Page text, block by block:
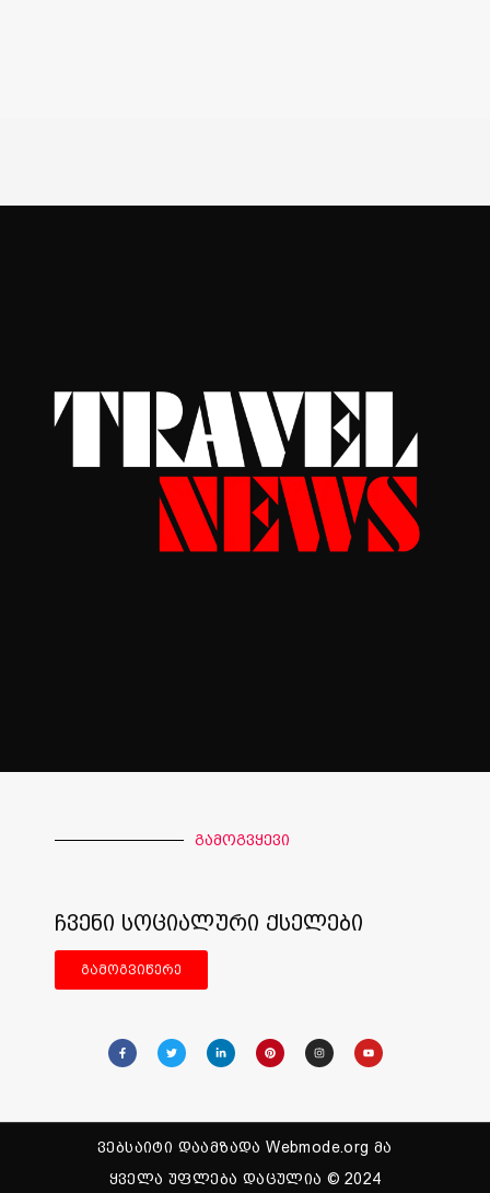
გამოგვყევი
ჩვენი სოციალური ქსელები
გამოგვიწერე
ვებსაიტი დაამზადა Webmode.org მა
ყველა უფლება დაცულია © 2024